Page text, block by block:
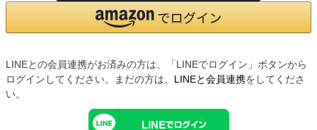
LINEとの会員連携がお済みの方は、「LINEでログイン」ボタンから
ログインしてください。まだの方は、 LINEと会員連携をしてくださ
い。